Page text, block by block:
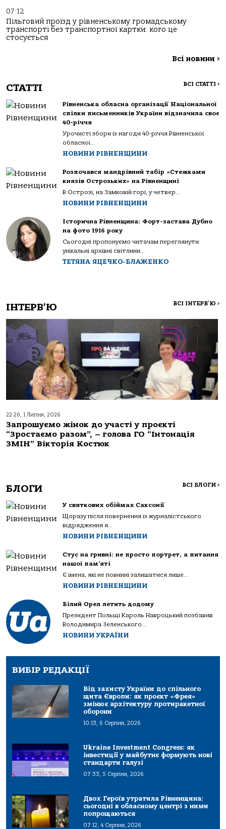
07:12
Пільговий проїзд у рівненському громадському
транспорті без транспортної картки: кого це
стосується
Всі новини >
СТАТТІ ВСІ СТАТТІ >
Рівненська обласна організації Національної
спілки письменників України відзначила своє
40-річчя
Урочисті збори із нагоди 40-річчя Рівненської
обласної...
НОВИНИ РІВНЕНЩИНИ
Розпочався мандрівний табір «Стежками
князів Острозьких» на Рівненщині
В Острозі, на Замковій горі, у четвер...
НОВИНИ РІВНЕНЩИНИ
Історична Рівненщина: Форт-застава Дубно
на фото 1916 року
Сьогодні пропонуємо читачам переглянути
унікальні архівні світлини...
ТЕТЯНА ЯЦЕЧКО-БЛАЖЕНКО
ІНТЕРВ'Ю ВСІ ІНТЕРВ'Ю >
22:26, 1 Липня, 2026
Запрошуємо жінок до участі у проєкті
“Зростаємо разом”, – голова ГО “Інтонація
ЗМІН” Вікторія Костюк
БЛОГИ ВСІ БЛОГИ >
У святкових обіймах Саксонії
Щоразу після повернення із журналістського
відрядження я...
НОВИНИ РІВНЕНЩИНИ
Стус на гривні: не просто портрет, а питання
нашої пам’яті
Є імена, які не повинні залишатися лише...
НОВИНИ РІВНЕНЩИНИ
Білий Орел летить додому
Президент Польщі Кароль Навроцький позбавив
Володимира Зеленського...
НОВИНИ УКРАЇНИ
ВИБІР РЕДАКЦІЇ
Від захисту України до спільного
щита Європи: як проєкт «Фрея»
змінює архітектуру протиракетної
оборони
10:13, 6 Серпня, 2026
Ukraine Investment Congress: як
інвестиції у майбутнє формують нові
стандарти галузі
07:33, 5 Серпня, 2026
Двох Героїв утратила Рівненщина:
сьогодні в обласному центрі з ними
попрощаються
07:12, 4 Серпня, 2026